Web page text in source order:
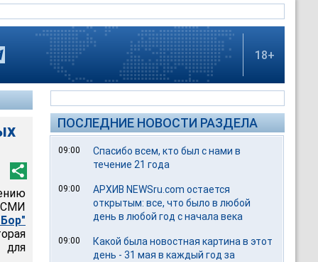
18+
СМИ
для
ПОСЛЕДНИЕ НОВОСТИ РАЗДЕЛА
09:00
Спасибо всем, кто был с нами в
течение 21 года
09:00
АРХИВ NEWSru.com остается
открытым: все, что было в любой
день в любой год с начала века
09:00
Какой была новостная картина в этот
день - 31 мая в каждый год за